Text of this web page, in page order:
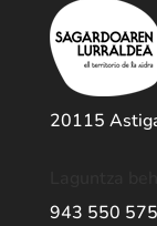
20115
943 550 575